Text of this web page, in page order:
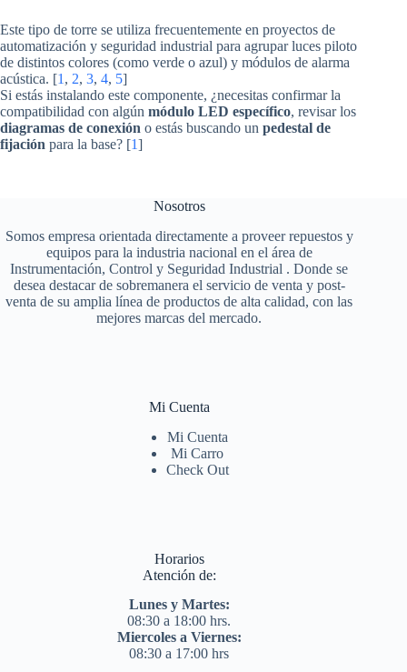
Este tipo de torre se utiliza frecuentemente en proyectos de
automatización y seguridad industrial para agrupar luces piloto
de distintos colores (como verde o azul) y módulos de alarma
acústica. [1 , 2, 3, 4, 5]
Si estás instalando este componente, ¿necesitas confirmar la
compatibilidad con algún módulo LED específico, revisar los
diagramas de conexión o estás buscando un pedestal de
fijación para la base? [1]
Nosotros
Somos empresa orientada directamente a proveer repuestos y
equipos para la industria nacional en el área de
Instrumentación, Control y Seguridad Industrial . Donde se
desea destacar de sobremanera el servicio de venta y post-
venta de su amplia línea de productos de alta calidad, con las
mejores marcas del mercado.
Mi Cuenta
Mi Cuenta
Mi Carro
Check Out
Horarios
Atención de:
Lunes y Martes:
08:30 a 18:00 hrs.
Miercoles a Viernes:
08:30 a 17:00 hrs